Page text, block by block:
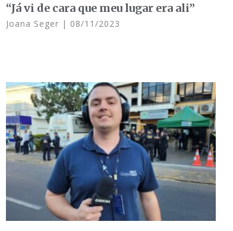
“Já vi de cara que meu lugar era ali”
Joana Seger 08/11/2023